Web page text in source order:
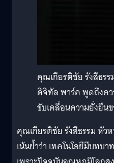
คุณเกียรติชัย รังสีธร
ดิจิทัล พาร์ค พูดถึงคว
ขับเคลื่อนความยั่งยืน
คุณเกียรติชัย รังสีธรรม หัว
เน้นย้ำว่า เทคโนโลยีมีบทบ